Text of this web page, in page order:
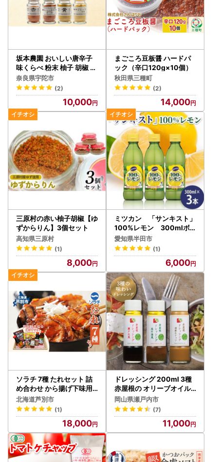
坂本農園 おいしい唐辛子
味くらべ 粉末 柚子 胡椒 ４
点セット／万葉 有機肥料
ゆず こしょう からし キャ
ンプ 奈良県 宇陀市
奈良県宇陀市
(2)
10,000
まごころ豆板醤 ハードパ
ック（辛口120g×10個）
秋田県三種町
(2)
14,000
三原村の赤い柚子胡椒【ゆ
ずからりん】3個セット
高知県三原村
(1)
8,000
ミツカン 「サンキスト」
100%レモン 300mlボ
トル×3本 レモン 果汁
【1600272】
愛知県半田市
(1)
6,000
ソラチ 7種 たれセット 詰
め合わせ から揚げ下味用
たれ
北海道芦別市
(1)
18,000
ドレッシング 200ml 3種
赤屋根の オリーブオイル
ドレッシング
岡山県瀬戸内市
(7)
11,000